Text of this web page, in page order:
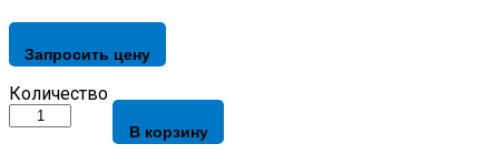
Запросить цену
Лист
нержавеющий
Количество
В корзину